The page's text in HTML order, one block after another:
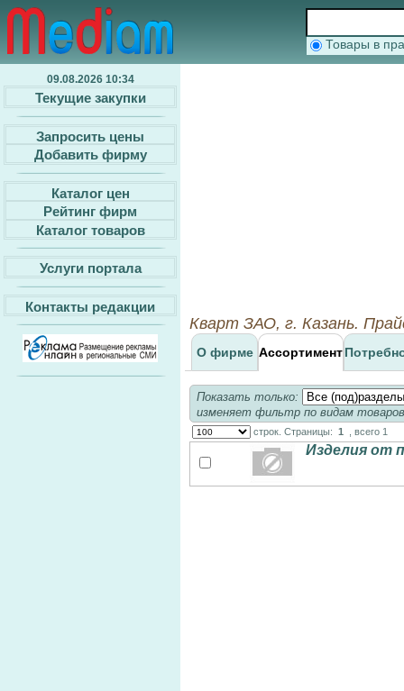
Товары в
09.08.2026 10:34
Текущие закупки
Запросить цены
Добавить фирму
Каталог цен
Рейтинг фирм
Каталог товаров
Услуги портала
Контакты редакции
Кварт ЗАО, г. Казань.
О фирме Ассортимент
Показать только:
изменяет фильтр по видам товаров
строк. Страницы: 1 , всего 1
Изделия от